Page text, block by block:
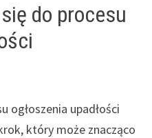
do procesu
ogłoszenia upadłości
który może znacząco